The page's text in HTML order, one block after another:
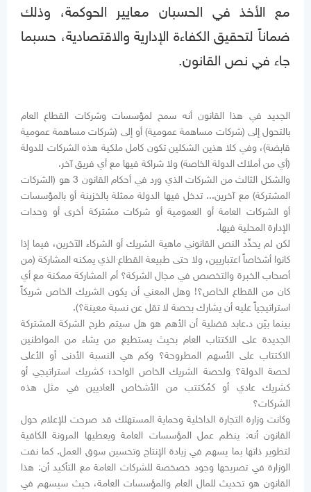
مع الأخذ في الحسبان معايير الحوكمة، وذلك
ضماناً لتحقيق الكفاءة الإدارية والاقتصادية، حسبما
جاء في نص القانون.
الجديد في هذا القانون أنه سمح لمؤسسات وشركات القطاع العام
بالتحول إلى (شركات مساهمة عمومية) أو إلى (شركات مساهمة عمومية
قابضة)، وفي كلا هذين الشكلين تكون كامل ملكية هذه الشركات للدولة
(أي من أملاك الدولة الخاصة) ولا شراكة فيها مع أي فريق آخر.
والشكل الثالث من الشركات الذي ورد في أحكام القانون 3 هو (الشركات
المشتركة) مع آخرين... تدخل فيها الدولة ممثلة بالخزينة أو بالمؤسسات
أو الشركات العامة أو العمومية أو شركات مشتركة أخرى أو وحدات
الإدارة المحلية فيها.
لكن لم يحدِّد النص القانوني ماهية الشريك أو الشركاء الآخرين، فيما إذا
كانوا أشخاصاً اعتباريين، ولا حتى طبيعة القطاع الذي يمكنه المشاركة (من
أصحاب الخبرة والتخصص في مجال الشركة؟ أم المشاركة ممكنة مع أي
كان من القطاع الخاص؟! وهل المعني أن يكون الشريك الخاص شريكاً
استراتيجياً عليه أن يشارك بحصة لا تقل عن نسبة معينة؟).
بينما بيّن د.عابد فضلية أن الأهم هو هل سيتم طرح الشركة المشتركة
الجديدة على الاكتتاب العام بحيث يستطيع من يشاء من المواطنين
الاكتتاب على الأسهم المطروحة؟ وكم هي النسبة الأدنى أو الأعلى
لحصة الدولة؟ ولحصة الشريك الخاص الواحد؛ كشريك استراتيجي أو
كشريك عادي أو كمُكتتب من الأشخاص العاديين في مثل هذه
الشركات؟
وكانت وزارة التجارة الداخلية وحماية المستهلك قد صرحت للإعلام حول
القانون أنه: ينظم عمل المؤسسات العامة ويعطيها المرونة الكافية
لتطوير ذاتها بما يسهم في زيادة الإنتاج وتحسين سوق العمل. كما نفت
الوزارة في تصريحها وجود خصخصة للشركات العامة مع التأكيد أن: هذا
القانون هو تحديث للمال العام والمؤسسات العامة، حيث سيسهم في